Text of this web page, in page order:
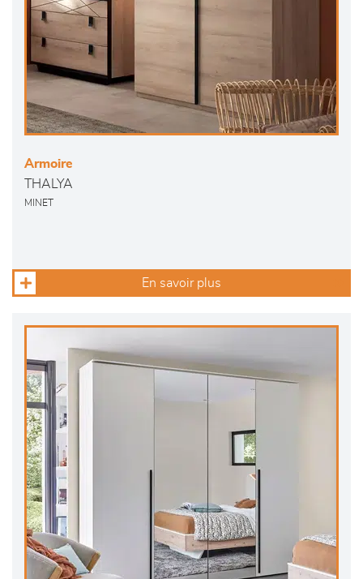
Armoire
THALYA
MINET
En savoir plus